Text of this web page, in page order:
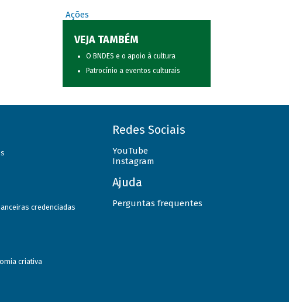
Ações
VEJA TAMBÉM
O BNDES e o apoio à cultura
Patrocínio a eventos culturais
credenciadas
criativa
Redes Sociais
YouTube
Instagram
Ajuda
Perguntas frequentes